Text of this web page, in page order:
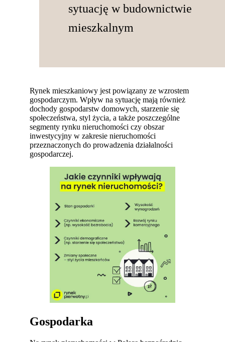
sytuację w budownictwie
mieszkalnym
Rynek mieszkaniowy jest powiązany ze wzrostem
gospodarczym. Wpływ na sytuację mają również
dochody gospodarstw domowych, starzenie się
społeczeństwa, styl życia, a także poszczególne
segmenty rynku nieruchomości czy obszar
inwestycyjny w zakresie nieruchomości
przeznaczonych do prowadzenia działalności
gospodarczej.
Gospodarka